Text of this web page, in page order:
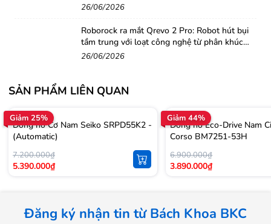
26/06/2026
Roborock ra mắt Qrevo 2 Pro: Robot hút bụi
tầm trung với loạt công nghệ từ phân khúc
cao cấp
26/06/2026
SẢN PHẨM LIÊN QUAN
Giảm 25%
Đồng hồ Cơ Nam Seiko SRPD55K2 -
(Automatic)
7.200.000₫
5.390.000₫
Giảm 44%
Đồng hồ Eco-Drive Nam
Corso BM7251-53H
6.900.000₫
3.890.000₫
Đăng ký nhận tin từ Bách Khoa BKC